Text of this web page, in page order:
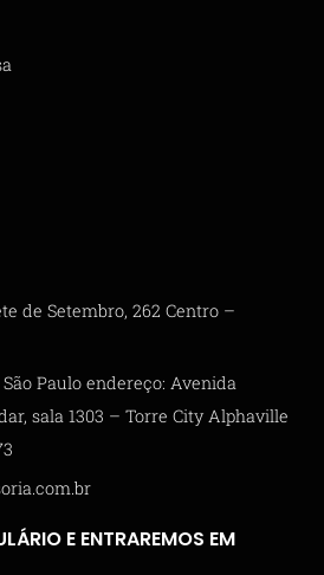
de Setembro, 262 Centro –
Paulo endereço: Avenida
sala 1303 – Torre City Alphaville
E ENTRAREMOS EM